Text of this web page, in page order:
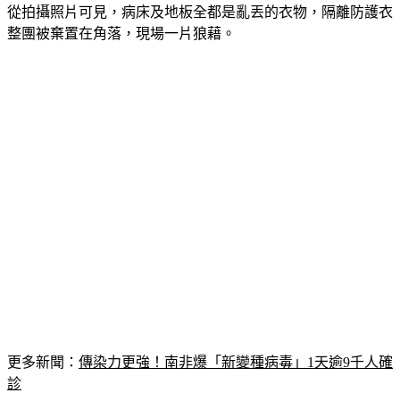
離衣四處丟在地板，兩人事後還拍照上傳至IG、推特炫耀。
從拍攝照片可見，病床及地板全都是亂丟的衣物，隔離防護衣
更多新聞：